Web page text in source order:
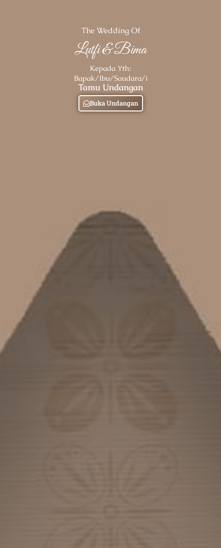
The Wedding Of
Lutfi & Bima
Kepada Yth:
Bapak/Ibu/Saudara/i
Tamu Undangan
Buka Undangan